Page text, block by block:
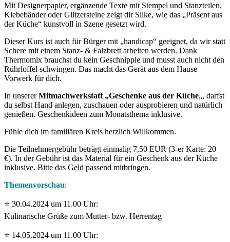
Mit Designerpapier, ergänzende Texte mit Stempel und Stanzteilen,
Klebebänder oder Glitzersteine zeigt dir Silke, wie das „Präsent aus
der Küche“ kunstvoll in Szene gesetzt wird.
Dieser Kurs ist auch für Bürger mit „handicap“ geeignet, da wir statt
Schere mit einem Stanz- & Falzbrett arbeiten werden. Dank
Thermomix brauchst du kein Geschnipple und musst auch nicht den
Rührloffel schwingen. Das macht das Gerät aus dem Hause
Vorwerk für dich.
In unsererMitmachwerkstatt „Geschenke aus der Küche„, darfst
du selbst Hand anlegen, zuschauen oder ausprobieren und natürlich
genießen. Geschenkideen zum Monatsthema inklusive.
Fühle dich im familiären Kreis herzlich Willkommen.
Die Teilnehmergebühr beträgt einmalig 7,50 EUR (3-er Karte: 20
€). In der Gebühr ist das Material für ein Geschenk aus der Küche
inklusive. Bitte das Geld passend mitbringen.
Themenvorschau:
⭐ 30.04.2024 um 11.00 Uhr:
Kulinarische Grüße zum Mutter- bzw. Herrentag
⭐ 14.05.2024 um 11.00 Uhr: